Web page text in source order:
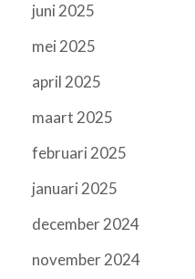
juni 2025
mei 2025
april 2025
maart 2025
februari 2025
januari 2025
december 2024
november 2024